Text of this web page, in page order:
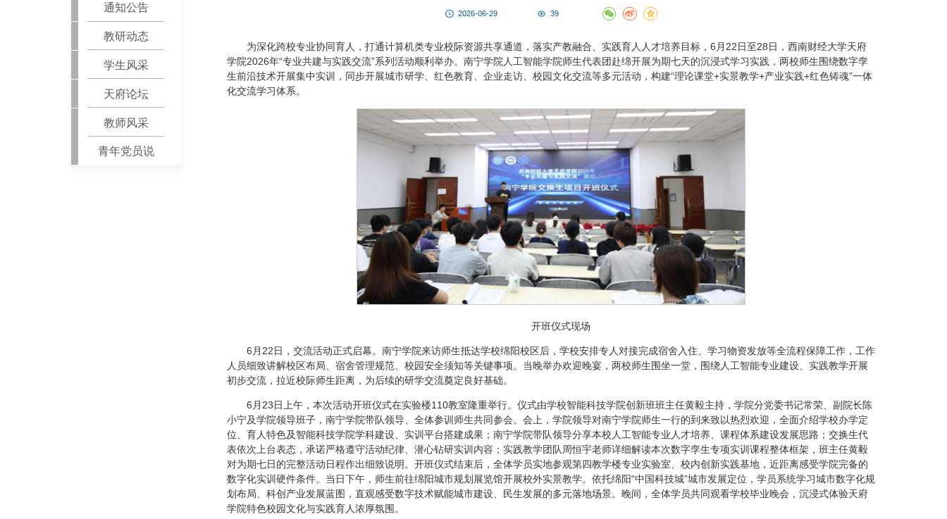
通知公告
教研动态
学生风采
天府论坛
教师风采
青年党员说
2026-06-29 39
为深化跨校专业协同育人，打通计算机类专业校际资源共享通道，落实产教融合、实践育人人才培养目标，6月22日至28日，西南财经大学天府
学院2026年“专业共建与实践交流”系列活动顺利举办。南宁学院人工智能学院师生代表团赴绵开展为期七天的沉浸式学习实践，两校师生围绕数字孪
生前沿技术开展集中实训，同步开展城市研学、红色教育、企业走访、校园文化交流等多元活动，构建“理论课堂+实景教学+产业实践+红色铸魂”一体
化交流学习体系。
开班仪式现场
6月22日，交流活动正式启幕。南宁学院来访师生抵达学校绵阳校区后，学校安排专人对接完成宿舍入住、学习物资发放等全流程保障工作，工作
人员细致讲解校区布局、宿舍管理规范、校园安全须知等关键事项。当晚举办欢迎晚宴，两校师生围坐一堂，围绕人工智能专业建设、实践教学开展
初步交流，拉近校际师生距离，为后续的研学交流奠定良好基础。
6月23日上午，本次活动开班仪式在实验楼110教室隆重举行。仪式由学校智能科技学院创新班班主任黄毅主持，学院分党委书记常荣、副院长陈
小宁及学院领导班子，南宁学院带队领导、全体参训师生共同参会。会上，学院领导对南宁学院师生一行的到来致以热烈欢迎，全面介绍学校办学定
位、育人特色及智能科技学院学科建设、实训平台搭建成果；南宁学院带队领导分享本校人工智能专业人才培养、课程体系建设发展思路；交换生代
表依次上台表态，承诺严格遵守活动纪律、潜心钻研实训内容；实践教学团队周恒宇老师详细解读本次数字孪生专项实训课程整体框架，班主任黄毅
对为期七日的完整活动日程作出细致说明。开班仪式结束后，全体学员实地参观第四教学楼专业实验室、校内创新实践基地，近距离感受学院完备的
数字化实训硬件条件。当日下午，师生前往绵阳城市规划展览馆开展校外实景教学。依托绵阳“中国科技城”城市发展定位，学员系统学习城市数字化规
划布局、科创产业发展蓝图，直观感受数字技术赋能城市建设、民生发展的多元落地场景。晚间，全体学员共同观看学校毕业晚会，沉浸式体验天府
学院特色校园文化与实践育人浓厚氛围。